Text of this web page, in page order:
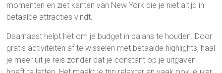
momenten en ziet kanten van New York die je niet altijd in
betaalde attracties vindt.
Daarnaast helpt het om je budget in balans te houden. Door
gratis activiteiten af te wisselen met betaalde highlights, haal
je meer uit je reis zonder dat je constant op je uitgaven